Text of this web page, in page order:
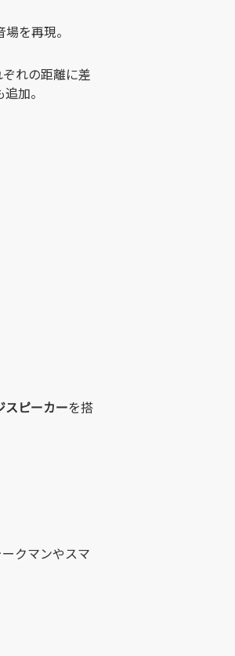
を再現。
れの距離に差
加。
ピーカーを搭
クマンやスマ